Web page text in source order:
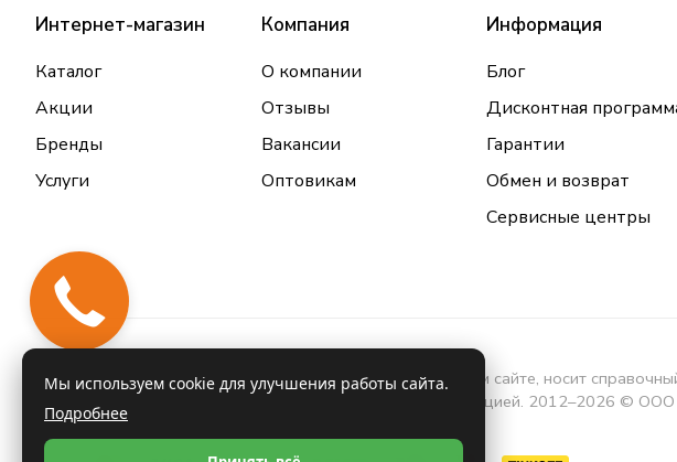
Интернет-магазин
Каталог
Акции
Бренды
Услуги
Компания
О компании
Отзывы
Вакансии
Оптовикам
Информация
Блог
Дисконтная
Гарантии
Обмен и возврат
Сервисные центры
Информация о товарах и услугах, размещенная на данном сайте, носит
проконсультироваться с врачом и ознакомиться с инструкцией. 2012–2026 ©
Мы используем cookie для улучшения работы сайта.
Подробнее